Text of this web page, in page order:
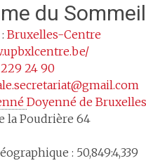
du Sommeil
Bruxelles-Centre
24 90
Doyenné de
la Poudrière 64
: 50,849:4,339